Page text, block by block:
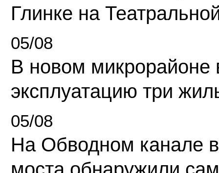
Глинке на
05/08
В новом микрорайоне
эксплуатацию три
05/08
На Обводном канале